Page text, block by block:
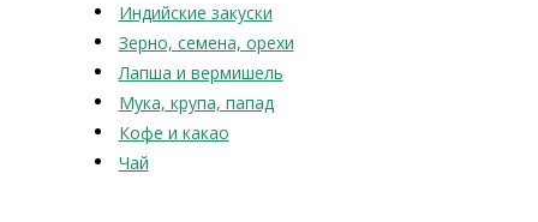
Индийские закуски
Зерно, семена, орехи
Лапша и вермишель
Мука, крупа, папад
Кофе и какао
Чай